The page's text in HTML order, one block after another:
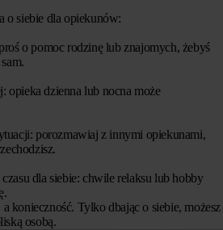
o siebie dla opiekunów:
o pomoc rodzinę lub znajomych, żebyś
: opieka dzienna lub nocna może
: porozmawiaj z innymi opiekunami,
dla siebie: chwile relaksu lub hobby
konieczność. Tylko dbając o siebie, możesz
osobą.